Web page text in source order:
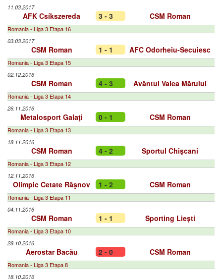
11.03.2017
AFK Csíkszereda 3 - 3 CSM Roman
Romania - Liga 3 Etapa 16
03.03.2017
CSM Roman 1 - 1 AFC Odorheiu-Secuiesc
Romania - Liga 3 Etapa 15
02.12.2016
CSM Roman 4 - 3 Avântul Valea Mărului
Romania - Liga 3 Etapa 14
26.11.2016
Metalosport Galaţi 0 - 1 CSM Roman
Romania - Liga 3 Etapa 13
18.11.2016
CSM Roman 4 - 2 Sportul Chişcani
Romania - Liga 3 Etapa 12
12.11.2016
Olimpic Cetate Râşnov 1 - 2 CSM Roman
Romania - Liga 3 Etapa 11
04.11.2016
CSM Roman 1 - 1 Sporting Liești
Romania - Liga 3 Etapa 10
28.10.2016
Aerostar Bacău 2 - 0 CSM Roman
Romania - Liga 3 Etapa 8
18.10.2016